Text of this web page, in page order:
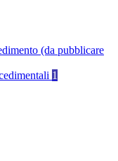
(da pubblicare
1